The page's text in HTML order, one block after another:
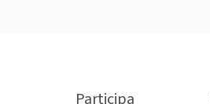
Participa